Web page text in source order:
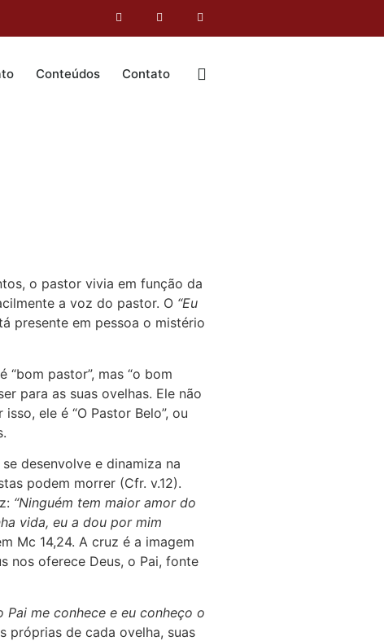
Conteúdos Contato
o pastor vivia em função da
a voz do pastor. O “Eu
presente em pessoa o mistério
“bom pastor”, mas “o bom
para as suas ovelhas. Ele não
ele é “O Pastor Belo”, ou
desenvolve e dinamiza na
podem morrer (Cfr. v.12).
“Ninguém tem maior amor do
vida, eu a dou por mim
Mc 14,24. A cruz é a imagem
nos oferece Deus, o Pai, fonte
Pai me conhece e eu conheço o
próprias de cada ovelha, suas